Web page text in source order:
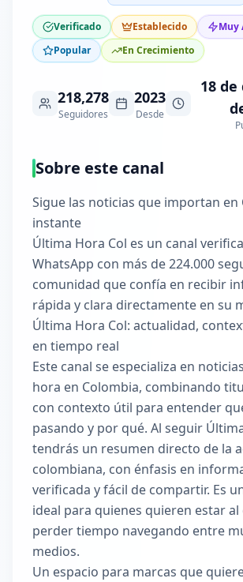
Verificado Establecido
Muy
Popular
En Crecimiento
218,278
Seguidores
2023
Desde
18
Sobre este canal
Sigue las noticias que importan en
instante
Última Hora Col es un canal
WhatsApp con más de 224.000
comunidad que confía en recibir
rápida y clara directamente en su
Última Hora Col: actualidad,
en tiempo real
Este canal se especializa en
hora en Colombia, combinando
con contexto útil para entender
pasando y por qué. Al seguir
tendrás un resumen directo de la
colombiana, con énfasis en
verificada y fácil de compartir. Es
ideal para quienes quieren estar al
perder tiempo navegando entre
medios.
Un espacio para marcas que